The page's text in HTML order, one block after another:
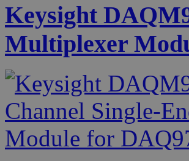
Keysight
Multiplexer